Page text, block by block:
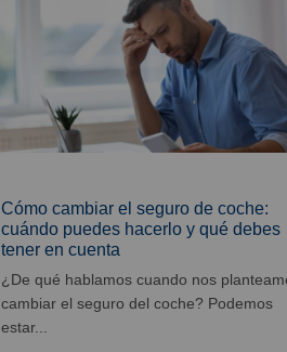
Cómo cambiar el seguro de coche:
cuándo puedes hacerlo y qué debes
tener en cuenta
¿De qué hablamos cuando nos
cambiar el seguro del coche? Podemos
estar...